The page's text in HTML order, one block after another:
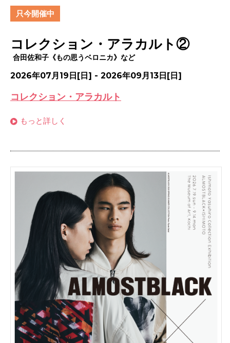
只今開催中
コレクション・アラカルト②
合田佐和子《もの思うベロニカ》など
2026年07月19日[日] - 2026年09月13日[日]
コレクション・アラカルト
もっと詳しく